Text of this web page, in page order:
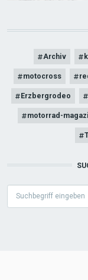
Archiv
motocross
Erzbergrodeo
motorrad-